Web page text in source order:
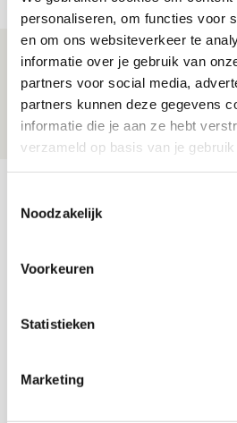
personaliseren, om functies voor
en om ons websiteverkeer te
informatie over je gebruik van
partners voor social media,
partners kunnen deze gegevens
informatie die je aan ze hebt
verzameld op basis van je
Noodzakelijk
Voorkeuren
Statistieken
Marketing
Laatste Kaarten Actie
Heerenveen
05 AUGUSTUS 2026 - 15:00
NIEUWS
Bekijk meer
AGENDA
23
Selectiedag